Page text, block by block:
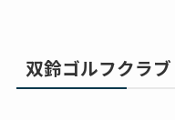
双鈴ゴルフクラ